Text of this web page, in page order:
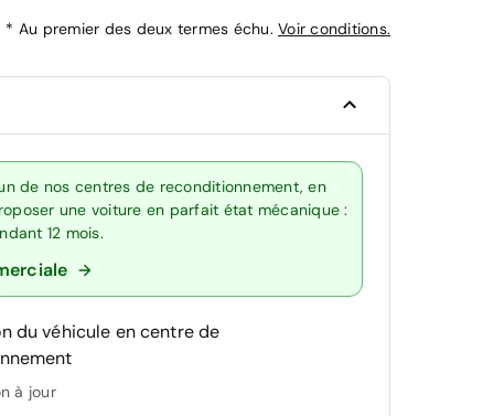
* Au premier des deux termes échu. Voir conditions.
de nos centres de reconditionnement, en
une voiture en parfait état mécanique :
12 mois.
du véhicule en centre de
à jour